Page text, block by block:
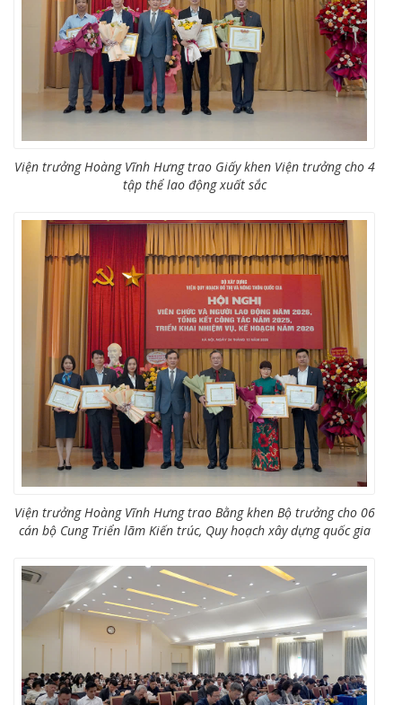
Viện trưởng Hoàng Vĩnh Hưng trao Giấy khen Viện trưởng cho 4
tập thể lao động xuất sắc
Viện trưởng Hoàng Vĩnh Hưng trao Bằng khen Bộ trưởng cho 06
cán bộ Cung Triển lãm Kiến trúc, Quy hoạch xây dựng quốc gia